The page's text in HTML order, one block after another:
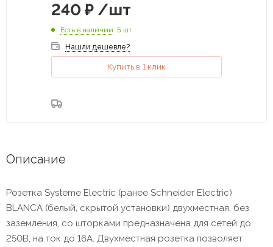
240 ₽ /шт
Есть в наличии: 5 шт
Нашли дешевле?
Купить в 1 клик
Описание
Розетка Systeme Electric (ранее Schneider Electric)
BLANCA (белый, скрытой установки) двухместная, без
заземления, со шторками предназначена для сетей до
250В, на ток до 16А. Двухместная розетка позволяет